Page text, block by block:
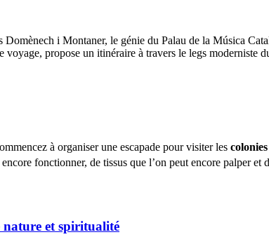
i Montaner, le génie du Palau de la Música
propose un itinéraire à travers le legs moderniste
à organiser une escapade pour visiter les
fonctionner, de tissus que l’on peut encore palper
et spiritualité